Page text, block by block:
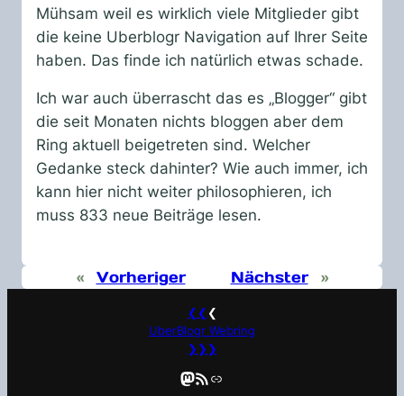
Mühsam weil es wirklich viele Mitglieder gibt
die keine Uberblogr Navigation auf Ihrer Seite
haben. Das finde ich natürlich etwas schade.
Ich war auch überrascht das es „Blogger“ gibt
die seit Monaten nichts bloggen aber dem
Ring aktuell beigetreten sind. Welcher
Gedanke steck dahinter? Wie auch immer, ich
kann hier nicht weiter philosophieren, ich
muss 833 neue Beiträge lesen.
« Vorheriger Nächster »
❮❮ ❮
UberBlogr Webring
❯❯❯
Mastodon RSS-Feed Link